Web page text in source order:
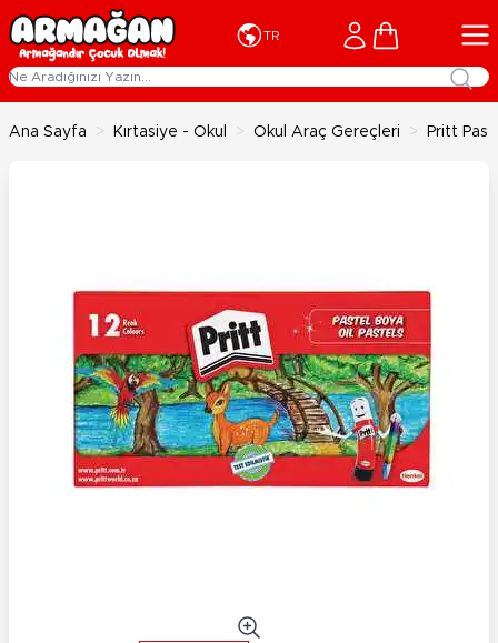
İçeriğe geç
TR Cart
Ana Sayfa > Kırtasiye - Okul > Okul Araç Gereçleri > Pritt